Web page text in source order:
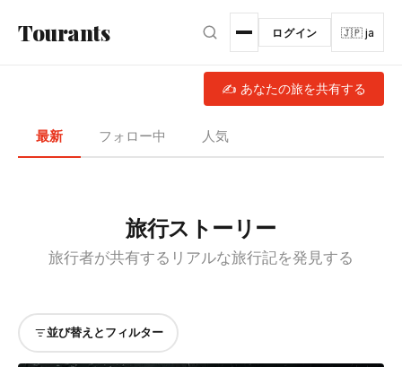
Tourants ログイン 🇯🇵 ja
✍ あなたの旅を共有する
最新 フォロー中 人気
旅行ストーリー
旅行者が共有するリアルな旅行記を発見する
並び替えとフィルター